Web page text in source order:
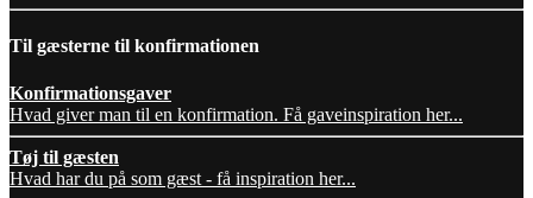
Til gæsterne til konfirmationen
Konfirmationsgaver
Hvad giver man til en konfirmation. Få gaveinspiration her...
Tøj til gæsten
Hvad har du på som gæst - få inspiration her...